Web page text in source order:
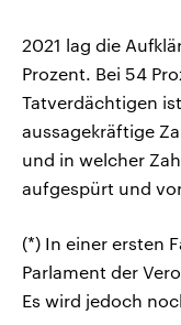
2021 lag die
Prozent. Bei 54
Tatverdächtigen
aussagekräftige
und in welcher
aufgespürt und
(*) In einer ersten
Parlament der
Es wird jedoch